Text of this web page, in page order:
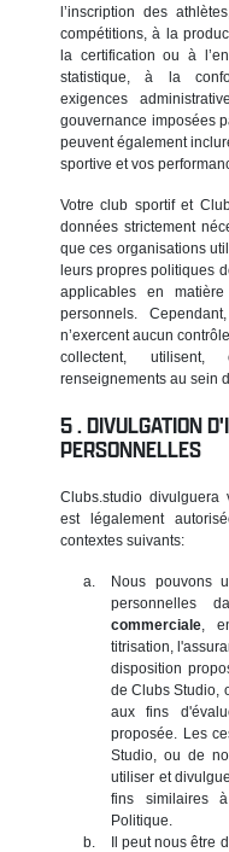
l’inscription des
compétitions, à la
la certification ou à
statistique, à la
exigences
gouvernance imposées
peuvent également
sportive et vos
Votre club sportif et
données strictement
que ces organisations
leurs propres politiques
applicables en
personnels.
n’exercent aucun
collectent,
renseignements au sein
DIVULGATION
PERSONNELLES
Clubs.studio
est légalement
contextes suivants:
Nous pouvons
personnelles
commerciale,
titrisation,
disposition
de Clubs Studio,
aux fins
proposée. Les
Studio, ou de
utiliser et
fins similaires
Politique.
Il peut nous être